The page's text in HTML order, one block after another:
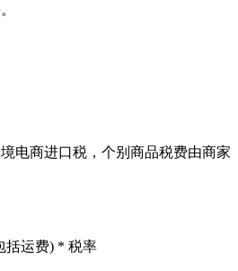
电商进口税，个别商品税费由商家
括运费) * 税率